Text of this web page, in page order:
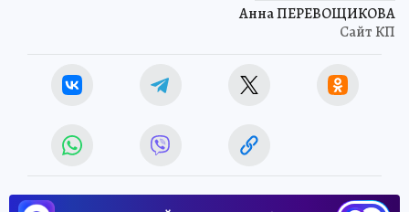
Анна ПЕРЕВОЩИКОВА
Сайт КП